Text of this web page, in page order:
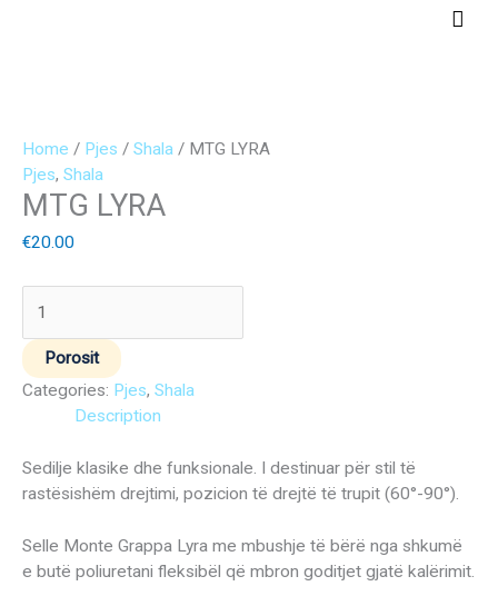
Main
Home / Pjes / Shala / MTG LYRA
Pjes, Shala
MTG LYRA
€20.00
LYRA
quantity
Porosit
Categories: Pjes, Shala
Description
Sedilje klasike dhe funksionale. I destinuar për stil të
rastësishëm drejtimi, pozicion të drejtë të trupit (60°-90°).
Selle Monte Grappa Lyra me mbushje të bërë nga shkumë
e butë poliuretani fleksibël që mbron goditjet gjatë kalërimit.